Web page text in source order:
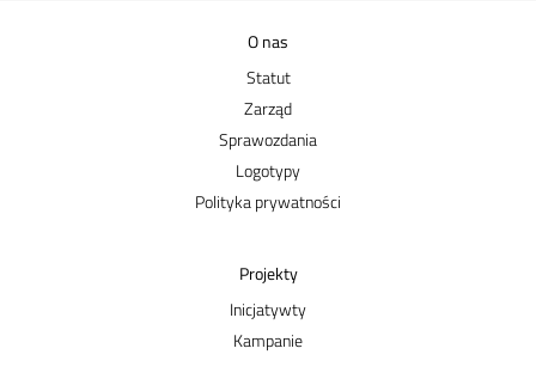
O nas
Statut
Zarząd
Sprawozdania
Logotypy
Polityka prywatności
Projekty
Inicjatywty
Kampanie